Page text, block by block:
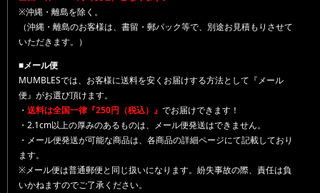
※沖縄・離島を除く。
（沖縄・離島のお客様は、書留・郵パック等で、別途お見積もりさせて
いただきます。）
■メール便
MUMBLESでは、お客様に送料を安くお届けする方法として『メール
便』がお選び頂けます。
・ 送料は全国一律『250円（税込）』 でお届けできます！
・2.1cm以上の厚みのあるものは、メール便発送はできません。
・メール便発送が可能な商品は、各商品の詳細ページにて記載しており
ます。
※メール便は普通郵便と同じ扱いになります。紛失事故の際、責任は負
いかねますのでご了承ください。